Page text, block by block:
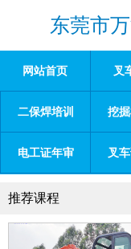
东莞市
网站首页 叉
二保焊培训 挖
电工证年审 叉
推荐课程